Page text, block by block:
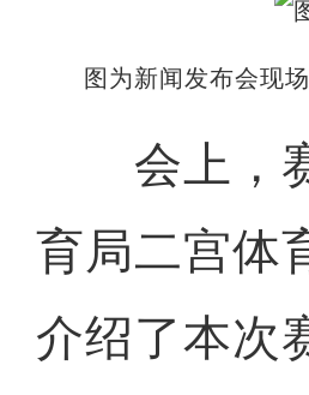
图为新闻发布会现
会上，赛
育局二宫体
介绍了本次